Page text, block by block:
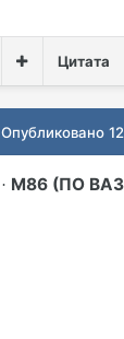
Цитата
Опубликовано
· М86 (ПО